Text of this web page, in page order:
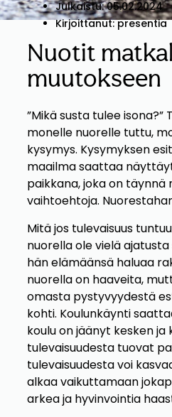
Julkaistu: 05.02.2024
Kirjoittanut:presentia
Nuotit
muutokseen
”Mikä susta tulee
monelle nuorelle tuttu,
kysymys. Kysymyksen
maailma saattaa
paikkana, joka on täynnä
vaihtoehtoja.
Mitä jos tulevaisuus
nuorella ole vielä
hän elämäänsä haluaa
nuorella on haaveita,
omasta pystyvyydestä
kohti. Koulunkäynti
koulu on jäänyt kesken ja
tulevaisuudesta tuovat
tulevaisuudesta voi
alkaa vaikuttamaan
arkea ja hyvinvointia